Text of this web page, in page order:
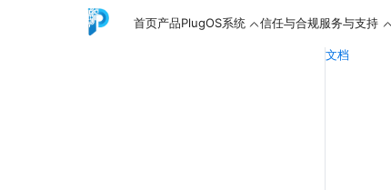
首页产品PlugOS系统 信任与合规服务与支持
文档